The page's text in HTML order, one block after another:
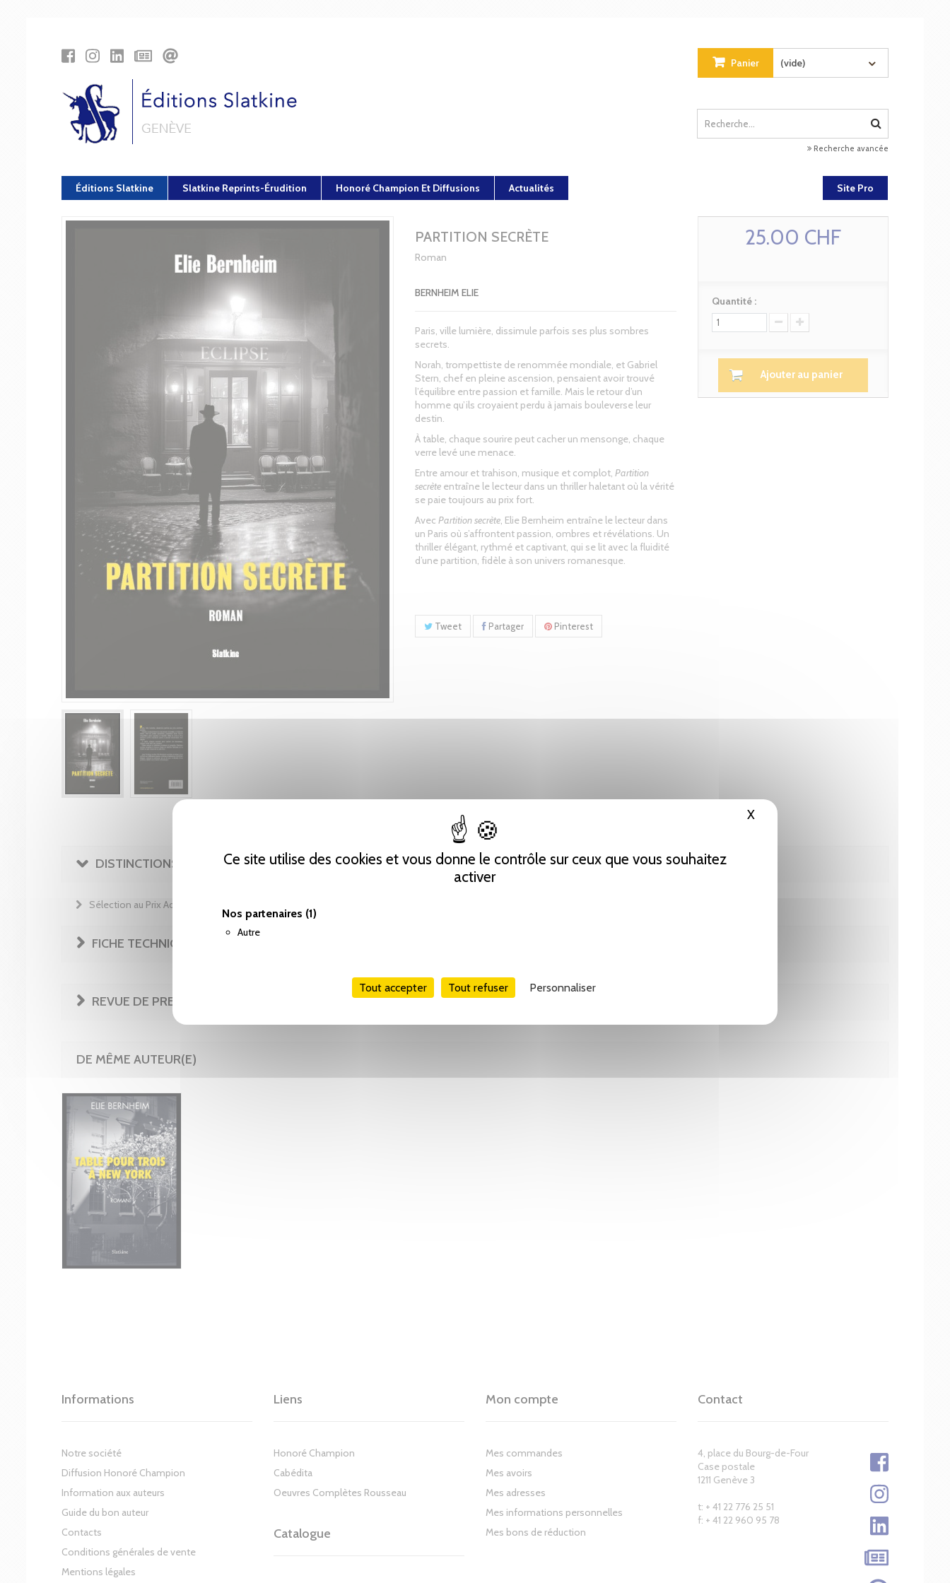
Ce site utilise des cookies et vous donne le contrôle sur ceux que vous souhaitez
activer
Nos partenaires (1)
Autre
Tout accepter Tout refuser Personnaliser
X Masquer le bandeau des cookies
Panier (vide)
Recherche avancée
Éditions Slatkine Slatkine Reprints-Érudition Honoré Champion Et Diffusions Actualités Site Pro
PARTITION SECRÈTE
Roman
BERNHEIM ELIE
Paris, ville lumière, dissimule parfois ses plus sombres
secrets.
Norah, trompettiste de renommée mondiale, et Gabriel
Stern, chef en pleine ascension, pensaient avoir trouvé
l’équilibre entre passion et famille. Mais le retour d’un
homme qu’ils croyaient perdu à jamais bouleverse leur
destin.
À table, chaque sourire peut cacher un mensonge, chaque
verre levé une menace.
Entre amour et trahison, musique et complot, Partition
secrète entraîne le lecteur dans un thriller haletant où la vérité
se paie toujours au prix fort.
Avec Partition secrète, Elie Bernheim entraîne le lecteur dans
un Paris où s’affrontent passion, ombres et révélations. Un
thriller élégant, rythmé et captivant, qui se lit avec la fluidité
d’une partition, fidèle à son univers romanesque.
Tweet Partager Pinterest
25.00 CHF
Quantité :
Ajouter au panier
DISTINCTIONS
Sélection au Prix Adam de l'Académie romande
FICHE TECHNIQUE
REVUE DE PRESSE
DE MÊME AUTEUR(E)
Informations
Notre société
Diffusion Honoré Champion
Information aux auteurs
Guide du bon auteur
Contacts
Conditions générales de vente
Mentions légales
Liens
Honoré Champion
Cabédita
Oeuvres Complètes Rousseau
Catalogue
Mon compte
Mes commandes
Mes avoirs
Mes adresses
Mes informations personnelles
Mes bons de réduction
Contact
4, place du Bourg-de-Four
Case postale
1211 Genève 3
t: + 41 22 776 25 51
f: + 41 22 960 95 78